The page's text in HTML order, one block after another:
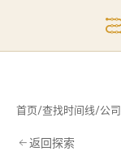
首页/查找时间线/公司
返回探索